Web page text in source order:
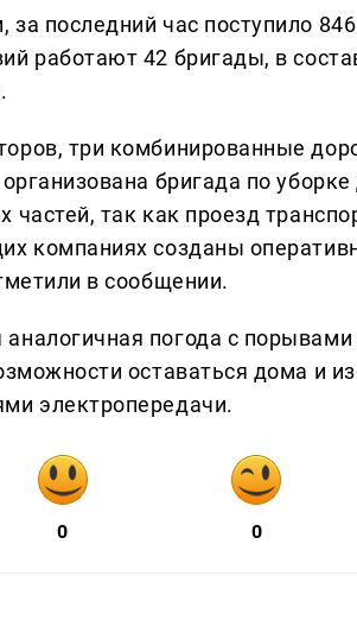
последний час поступило
работают 42 бригады, в
три комбинированные
бригада по
частей, так как проезд
компаниях созданы
в сообщении.
погода с порывами
оставаться дома и
электропередачи.
0 0